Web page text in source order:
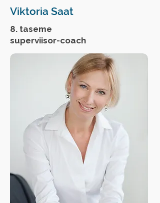
Viktoria Saat
8. taseme
superviisor-coach